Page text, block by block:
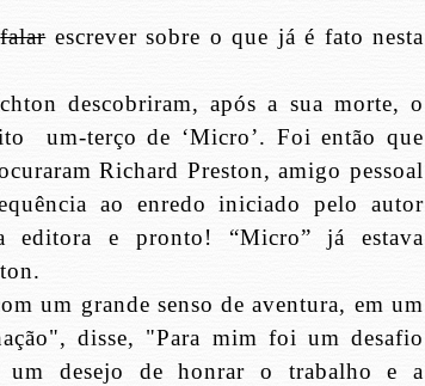
falarescrever sobre o que já é fato nesta
descobriram, após a sua morte, o
um-terço de ‘Micro’. Foi então que
Richard Preston, amigo pessoal
ao enredo iniciado pelo autor
editora e pronto! “Micro” já estava
um grande senso de aventura, em um
disse, "Para mim foi um desafio
desejo de honrar o trabalho e a